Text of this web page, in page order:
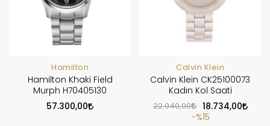
Hamilton
Hamilton Khaki Field
Murph H70405130
57.300,00
Calvin Klein
Calvin Klein CK25100073
Kadın Kol Saati
22.040,00
18.734,00
%15